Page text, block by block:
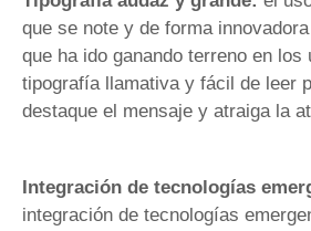
que se note y de forma
que ha ido ganando terreno en los
tipografía llamativa y fácil de leer
destaque el mensaje y atraiga la
Integración de tecnologías
integración de tecnologías